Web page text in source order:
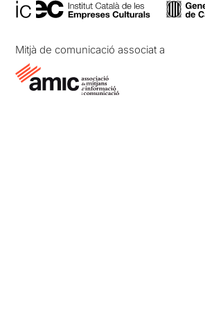
Mitjà de comunicació associat a